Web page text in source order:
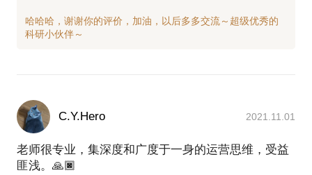
哈哈哈，谢谢你的评价，加油，以后多多交流～超级优秀的
C.Y.Hero 2021.11.01
老师很专业，集深度和广度于一身的运营思维，受益
匪浅。🙏🏿